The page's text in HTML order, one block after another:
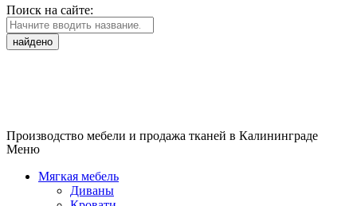
Поиск на сайте:
найдено
Производство мебели и продажа тканей в Калининграде
Меню
Мягкая мебель
Диваны